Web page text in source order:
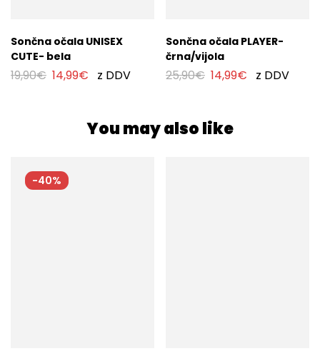
Sončna očala UNISEX
CUTE- bela
19,90€ 14,99€ z DDV
Sončna očala PLAYER-
črna/vijola
25,90€ 14,99€ z DDV
You may also like
-40%